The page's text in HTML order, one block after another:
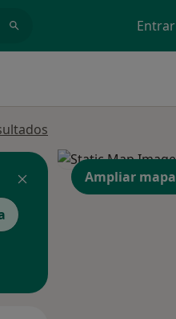
Entrar
Ampliar mapa